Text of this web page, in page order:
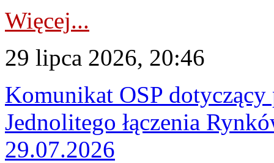
Więcej...
29 lipca 2026, 20:46
Komunikat OSP
Jednolitego łączenia
29.07.2026